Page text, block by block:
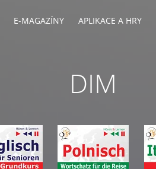
E-MAGAZÍNY APLIKACE A HRY
DIM